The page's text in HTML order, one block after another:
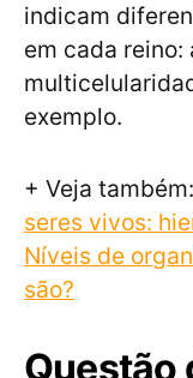
indicam
em cada reino:
exemplo.
+ Veja também:
seres vivos:
Níveis de
são?
Questão